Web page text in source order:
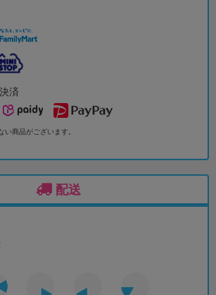
済
商品がございます。
配送